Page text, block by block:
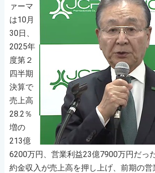
ァーマ
は10月
30日、
2025年
度第２
四半期
決算で
売上高
28.2％
増の
213億
6200万円、営業利益23億7900万円だっ
約金収入が売上高を押し上げ、前期の